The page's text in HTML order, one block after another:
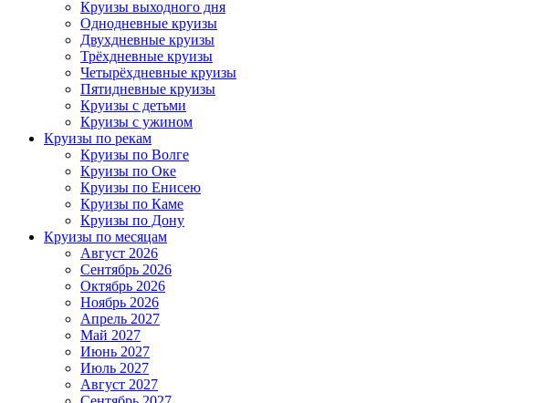
Круизы выходного дня
Однодневные круизы
Двухдневные круизы
Трёхдневные круизы
Четырёхдневные круизы
Пятидневные круизы
Круизы с детьми
Круизы с ужином
Круизы по рекам
Круизы по Волге
Круизы по Оке
Круизы по Енисею
Круизы по Каме
Круизы по Дону
Круизы по месяцам
Август 2026
Сентябрь 2026
Октябрь 2026
Ноябрь 2026
Апрель 2027
Май 2027
Июнь 2027
Июль 2027
Август 2027